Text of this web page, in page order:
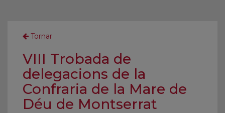
Tornar
VIII Trobada de
delegacions de la
Confraria de la Mare de
Déu de Montserrat